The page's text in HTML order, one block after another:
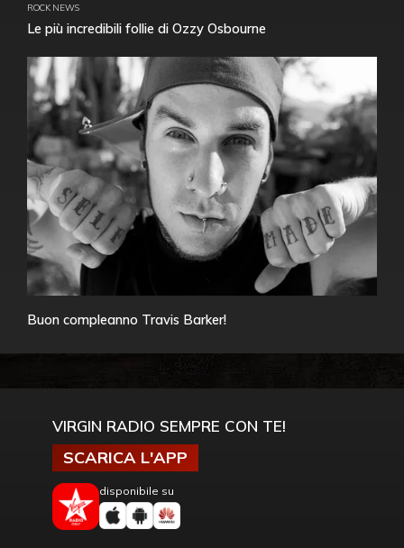
ROCK NEWS
Le più incredibili follie di Ozzy Osbourne
Buon compleanno Travis Barker!
VIRGIN RADIO SEMPRE CON TE!
SCARICA L'APP
disponibile su